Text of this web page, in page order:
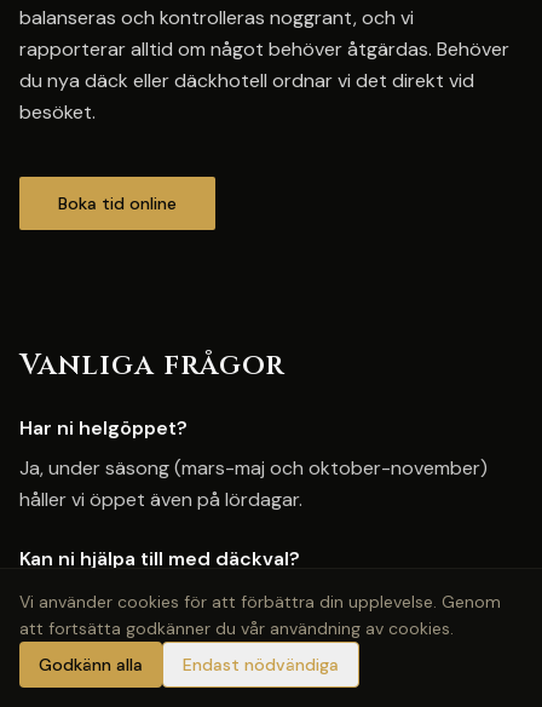
balanseras och kontrolleras noggrant, och vi
rapporterar alltid om något behöver åtgärdas. Behöver
du nya däck eller däckhotell ordnar vi det direkt vid
besöket.
Boka tid online
Vanliga frågor
Har ni helgöppet?
Ja, under säsong (mars-maj och oktober-november)
håller vi öppet även på lördagar.
Kan ni hjälpa till med däckval?
Absolut — våra tekniker rekommenderar gärna däck
utifrån din bil, körstil och budget, helt kostnadsfritt.
Vi använder cookies för att förbättra din upplevelse. Genom
att fortsätta godkänner du vår användning av cookies.
Godkänn alla
Endast nödvändiga